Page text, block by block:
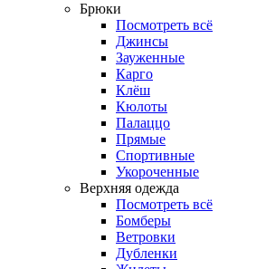
Брюки
Посмотреть всё
Джинсы
Зауженные
Карго
Клёш
Кюлоты
Палаццо
Прямые
Спортивные
Укороченные
Верхняя одежда
Посмотреть всё
Бомберы
Ветровки
Дубленки